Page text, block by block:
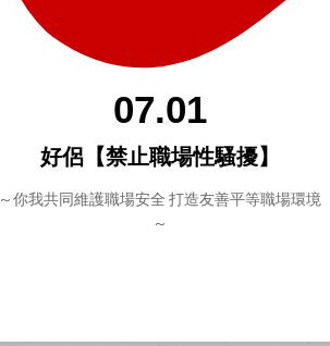
07.01
好侶【禁止職場性騷擾】
～你我共同維護職場安全 打造友善平等職場環境
～